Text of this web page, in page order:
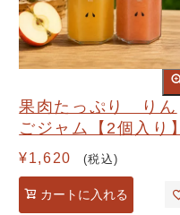
果肉たっぷり りん
ごジャム【2個入り】
¥1,620 税込
カートに入れる